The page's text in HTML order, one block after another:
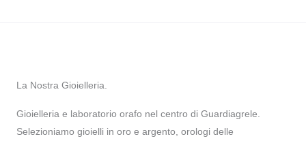
La Nostra Gioielleria.
Gioielleria e laboratorio orafo nel centro di Guardiagrele.
Selezioniamo gioielli in oro e argento, orologi delle